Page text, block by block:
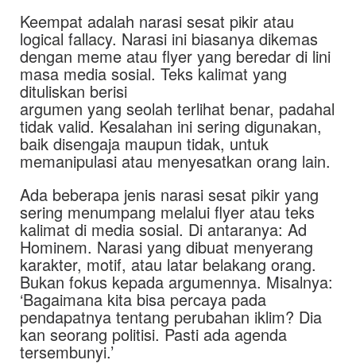
Keempat adalah narasi sesat pikir atau
logical fallacy. Narasi ini biasanya dikemas
dengan meme atau flyer yang beredar di lini
masa media sosial. Teks kalimat yang
dituliskan berisi
argumen yang seolah terlihat benar, padahal
tidak valid. Kesalahan ini sering digunakan,
baik disengaja maupun tidak, untuk
memanipulasi atau menyesatkan orang lain.
Ada beberapa jenis narasi sesat pikir yang
sering menumpang melalui flyer atau teks
kalimat di media sosial. Di antaranya: Ad
Hominem. Narasi yang dibuat menyerang
karakter, motif, atau latar belakang orang.
Bukan fokus kepada argumennya. Misalnya:
‘Bagaimana kita bisa percaya pada
pendapatnya tentang perubahan iklim? Dia
kan seorang politisi. Pasti ada agenda
tersembunyi.’